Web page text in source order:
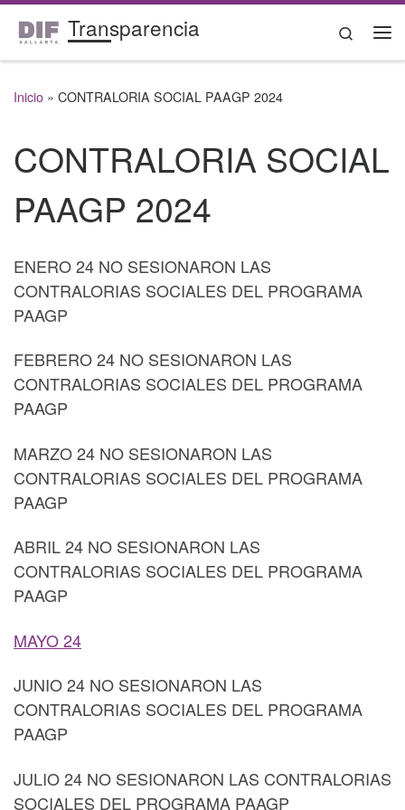
Saltar al contenido
Transparencia
Search
Inicio » CONTRALORIA SOCIAL PAAGP 2024
CONTRALORIA SOCIAL
PAAGP 2024
ENERO 24 NO SESIONARON LAS
CONTRALORIAS SOCIALES DEL PROGRAMA
PAAGP
FEBRERO 24 NO SESIONARON LAS
CONTRALORIAS SOCIALES DEL PROGRAMA
PAAGP
MARZO 24 NO SESIONARON LAS
CONTRALORIAS SOCIALES DEL PROGRAMA
PAAGP
ABRIL 24 NO SESIONARON LAS
CONTRALORIAS SOCIALES DEL PROGRAMA
PAAGP
MAYO 24
JUNIO 24 NO SESIONARON LAS
CONTRALORIAS SOCIALES DEL PROGRAMA
PAAGP
JULIO 24 NO SESIONARON LAS CONTRALORIAS
SOCIALES DEL PROGRAMA PAAGP